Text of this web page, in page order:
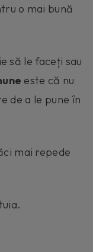
o mai bună
să le faceți sau
este că nu
de a le pune în
mai repede